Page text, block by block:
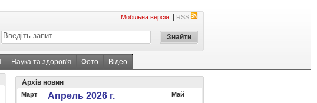
Мобільна версія RSS
Наука та здоров'я Фото Відео
Архів новин
Март Апрель 2026 г. Май